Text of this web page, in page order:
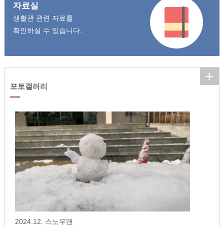
자료실
생활관 관련 자료를
확인하실 수 있습니다.
+
포토갤러리
2024.12. 스노우맨